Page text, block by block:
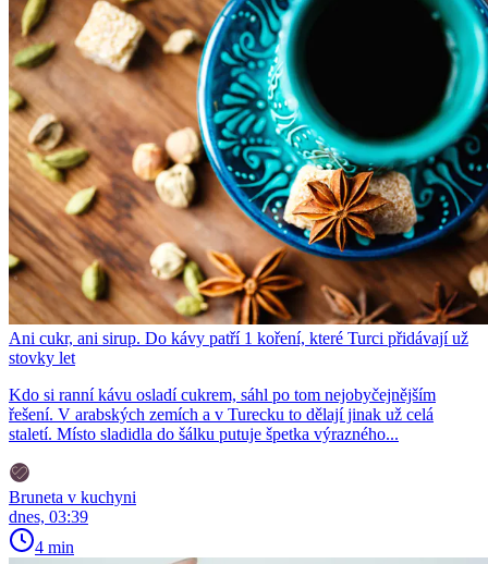
Ani cukr, ani sirup. Do kávy patří 1 koření, které Turci přidávají už
stovky let
Kdo si ranní kávu osladí cukrem, sáhl po tom nejobyčejnějším
řešení. V arabských zemích a v Turecku to dělají jinak už celá
staletí. Místo sladidla do šálku putuje špetka výrazného...
Bruneta v kuchyni
dnes, 03:39
4 min